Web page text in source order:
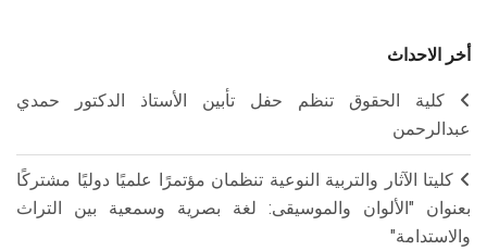
أخر الاحداث
كلية الحقوق تنظم حفل تأبين الأستاذ الدكتور حمدي
عبدالرحمن
كليتا الآثار والتربية النوعية تنظمان مؤتمرًا علميًا دوليًا مشتركًا
بعنوان "الألوان والموسيقى: لغة بصرية وسمعية بين التراث
والاستدامة"